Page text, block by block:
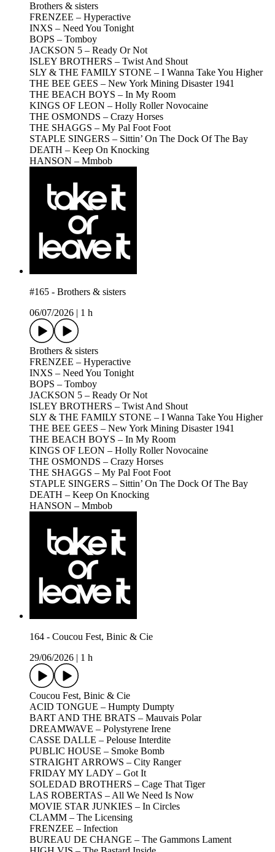
Brothers & sisters
FRENZEE – Hyperactive
INXS – Need You Tonight
BOPS – Tomboy
JACKSON 5 – Ready Or Not
ISLEY BROTHERS – Twist And Shout
SLY & THE FAMILY STONE – I Wanna Take You Higher
THE BEE GEES – New York Mining Disaster 1941
THE BEACH BOYS – In My Room
KINGS OF LEON – Holly Roller Novocaine
THE OSMONDS – Crazy Horses
THE SHAGGS – My Pal Foot Foot
STAPLE SINGERS – Sittin’ On The Dock Of The Bay
DEATH – Keep On Knocking
HANSON – Mmbob
#165 - Brothers & sisters
06/07/2026
1 h
Brothers & sisters
FRENZEE – Hyperactive
INXS – Need You Tonight
BOPS – Tomboy
JACKSON 5 – Ready Or Not
ISLEY BROTHERS – Twist And Shout
SLY & THE FAMILY STONE – I Wanna Take You Higher
THE BEE GEES – New York Mining Disaster 1941
THE BEACH BOYS – In My Room
KINGS OF LEON – Holly Roller Novocaine
THE OSMONDS – Crazy Horses
THE SHAGGS – My Pal Foot Foot
STAPLE SINGERS – Sittin’ On The Dock Of The Bay
DEATH – Keep On Knocking
HANSON – Mmbob
164 - Coucou Fest, Binic & Cie
29/06/2026
1 h
Coucou Fest, Binic & Cie
ACID TONGUE – Humpty Dumpty
BART AND THE BRATS – Mauvais Polar
DREAMWAVE – Polystyrene Irene
CASSE DALLE – Pelouse Interdite
PUBLIC HOUSE – Smoke Bomb
STRAIGHT ARROWS – City Ranger
FRIDAY MY LADY – Got It
SOLEDAD BROTHERS – Cage That Tiger
LAS ROBERTAS – All We Need Is Now
MOVIE STAR JUNKIES – In Circles
CLAMM – The Licensing
FRENZEE – Infection
BUREAU DE CHANGE – The Gammons Lament